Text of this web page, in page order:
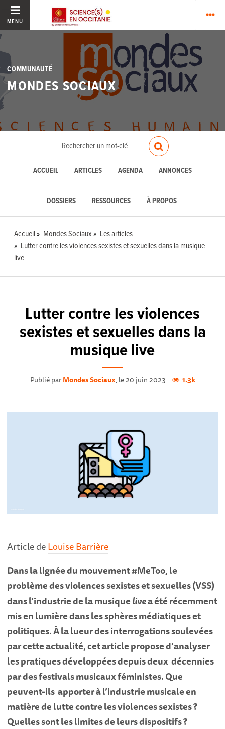
MENU
COMMUNAUTÉ
MONDES SOCIAUX
ACCUEIL ARTICLES AGENDA ANNONCES
DOSSIERS RESSOURCES À PROPOS
Accueil Mondes Sociaux
Les articles
Lutter contre les violences sexistes et sexuelles dans la musique
live
Lutter contre les violences
sexistes et sexuelles dans la
musique live
Publié parMondes Sociaux, le 20 juin 2023 1.3k
Article deLouise Barrière
Dans la lignée du mouvement #MeToo, le
problème des violences sexistes et sexuelles (VSS)
dans l’industrie de la musiquelivea été récemment
mis en lumière dans les sphères médiatiques et
politiques. À la lueur des interrogations soulevées
par cette actualité, cet article propose d’analyser
les pratiques développées depuis deux décennies
par des festivals musicaux féministes. Que
peuvent-ils apporter à l’industrie musicale en
matière de lutte contre les violences sexistes ?
Quelles sont les limites de leurs dispositifs ?